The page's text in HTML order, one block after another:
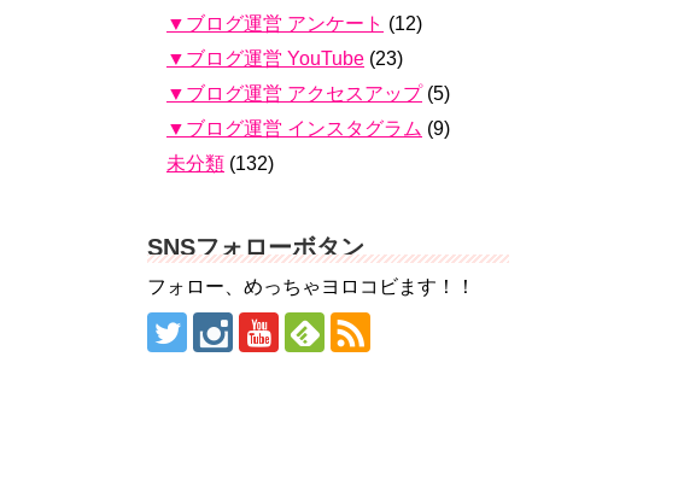
▼ブログ運営 アンケート (12)
▼ブログ運営 YouTube (23)
▼ブログ運営 アクセスアップ(5)
▼ブログ運営 インスタグラム (9)
未分類 (132)
SNSフォローボタン
フォロー、めっちゃヨロコビます！！